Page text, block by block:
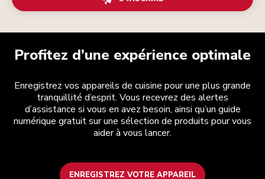
Profitez d’une expérience optimale
Enregistrez vos appareils de cuisine pour une plus grande
tranquillité d’esprit. Vous recevrez des alertes
d’assistance si vous en avez besoin, ainsi qu’un guide
numérique gratuit sur une sélection de produits pour vous
aider à vous lancer.
ENREGISTREZ VOTRE APPAREIL